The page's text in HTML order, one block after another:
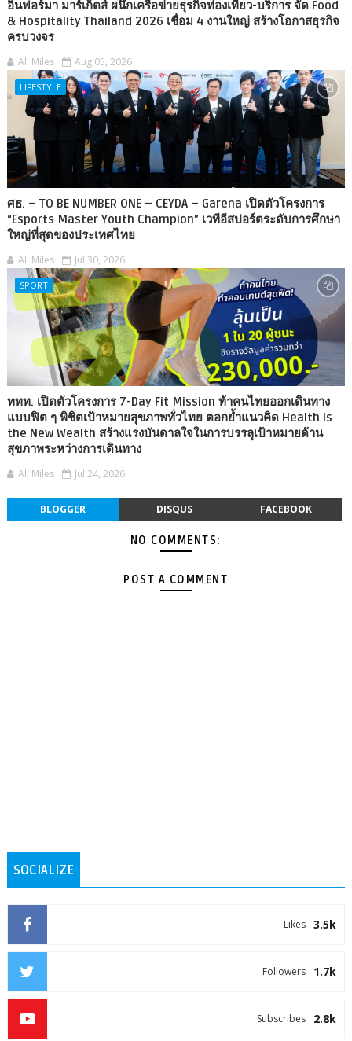
อินฟอร์มา มาร์เก็ตส์ ผนึกเครือข่ายธุรกิจท่องเที่ยว-บริการ จัด Food
& Hospitality Thailand 2026 เชื่อม 4 งานใหญ่ สร้างโอกาสธุรกิจ
ครบวงจร
All Miles Aug 05, 2026
LIFESTYLE
ศธ. – TO BE NUMBER ONE – CEYDA – Garena เปิดตัวโครงการ
“Esports Master Youth Champion” เวทีอีสปอร์ตระดับการศึกษา
ใหญ่ที่สุดของประเทศไทย
All Miles Jul 30, 2026
SPORT
ททท. เปิดตัวโครงการ 7-Day Fit Mission ท้าคนไทยออกเดินทาง
แบบฟิต ๆ พิชิตเป้าหมายสุขภาพทั่วไทย ตอกย้ำแนวคิด Health is
the New Wealth สร้างแรงบันดาลใจในการบรรลุเป้าหมายด้าน
สุขภาพระหว่างการเดินทาง
All Miles Jul 24, 2026
BLOGGER DISQUS FACEBOOK
NO COMMENTS:
POST A COMMENT
SOCIALIZE
3.5k
Likes
1.7k
Followers
2.8k
Subscribes